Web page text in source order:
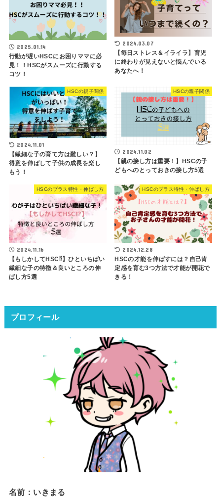
2025.01.14
行動が遅いHSCにお困りママに必
見！！HSCがスムーズに行動する
コツ！
2024.03.07
【毎日ストレス＆イライラ】育児
に終わりが見えないと悩んでいる
あなたへ！
HSCの親子関係
2024.11.01
【繊細な子の育て方は難しい？】
得意を伸ばして子供の成長を楽し
もう！
HSCの親子関係
2024.11.02
【親の接し方は重要！】HSCの子
どもへのとっておきの接し方5選
HSCのプラス特性・伸ばし方
2024.11.16
【もしかしてHSC⁉】ひといちばい
繊細な子の特徴＆良いところの伸
ばし方5選
HSCのプラス特性・伸ばし方
2024.12.28
HSCの才能を伸ばすには？自己肯
定感を育む3つ方法で才能が開花で
きる！
プロフィール
名前：いきまる